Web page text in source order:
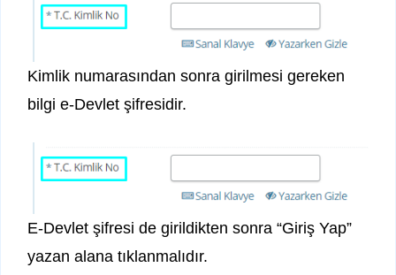
Kimlik numarasından sonra girilmesi gereken
bilgi e-Devlet şifresidir.
E-Devlet şifresi de girildikten sonra “Giriş Yap”
yazan alana tıklanmalıdır.